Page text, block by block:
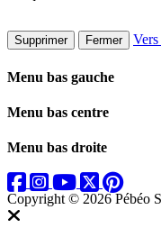
Supprimer Fermer
Menu bas gauche
Menu bas centre
Menu bas droite
Copyright © 2026 Pébéo